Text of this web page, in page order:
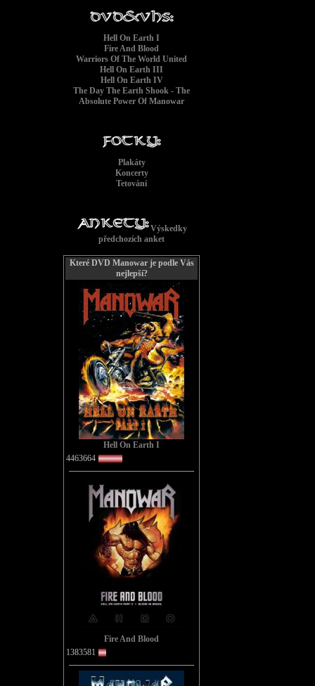
Hell On Earth I
Fire And Blood
Warriors Of The World United
Hell On Earth III
Hell On Earth IV
The Day The Earth Shook - The
Absolute Power Of Manowar
Plakáty
Koncerty
Tetování
Výskedky
předchozích anket
Které DVD Manowar je podle Vás
nejlepší?
Hell On Earth I
4463664
Fire And Blood
1383581